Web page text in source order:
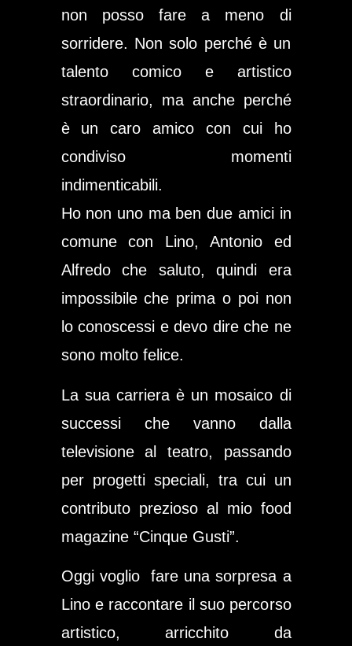
non posso fare a meno di
sorridere. Non solo perché è un
talento comico e artistico
straordinario, ma anche perché
è un caro amico con cui ho
condiviso momenti
indimenticabili.
Ho non uno ma ben due amici in
comune con Lino, Antonio ed
Alfredo che saluto, quindi era
impossibile che prima o poi non
lo conoscessi e devo dire che ne
sono molto felice.
La sua carriera è un mosaico di
successi che vanno dalla
televisione al teatro, passando
per progetti speciali, tra cui un
contributo prezioso al mio food
magazine “Cinque Gusti”.
Oggi voglio fare una sorpresa a
Lino e raccontare il suo percorso
artistico, arricchito da